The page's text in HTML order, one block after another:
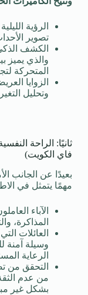
الرؤية
تصوير
والذي يميز
المتحركة
الزوايا
وتحليل
ثانيًا: الراحة
فاي الكويت)
بعيدًا عن الجانب
مهمًا يتمثل في
الآباء
المذاكرة،
العائلات
وسيلة آمنة
الرعاية
التحقق من
من عدم
بشكل غير